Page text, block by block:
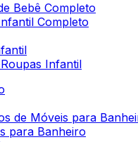
Bebê Completo
Completo
Infantil
de Móveis para
para Banheiro